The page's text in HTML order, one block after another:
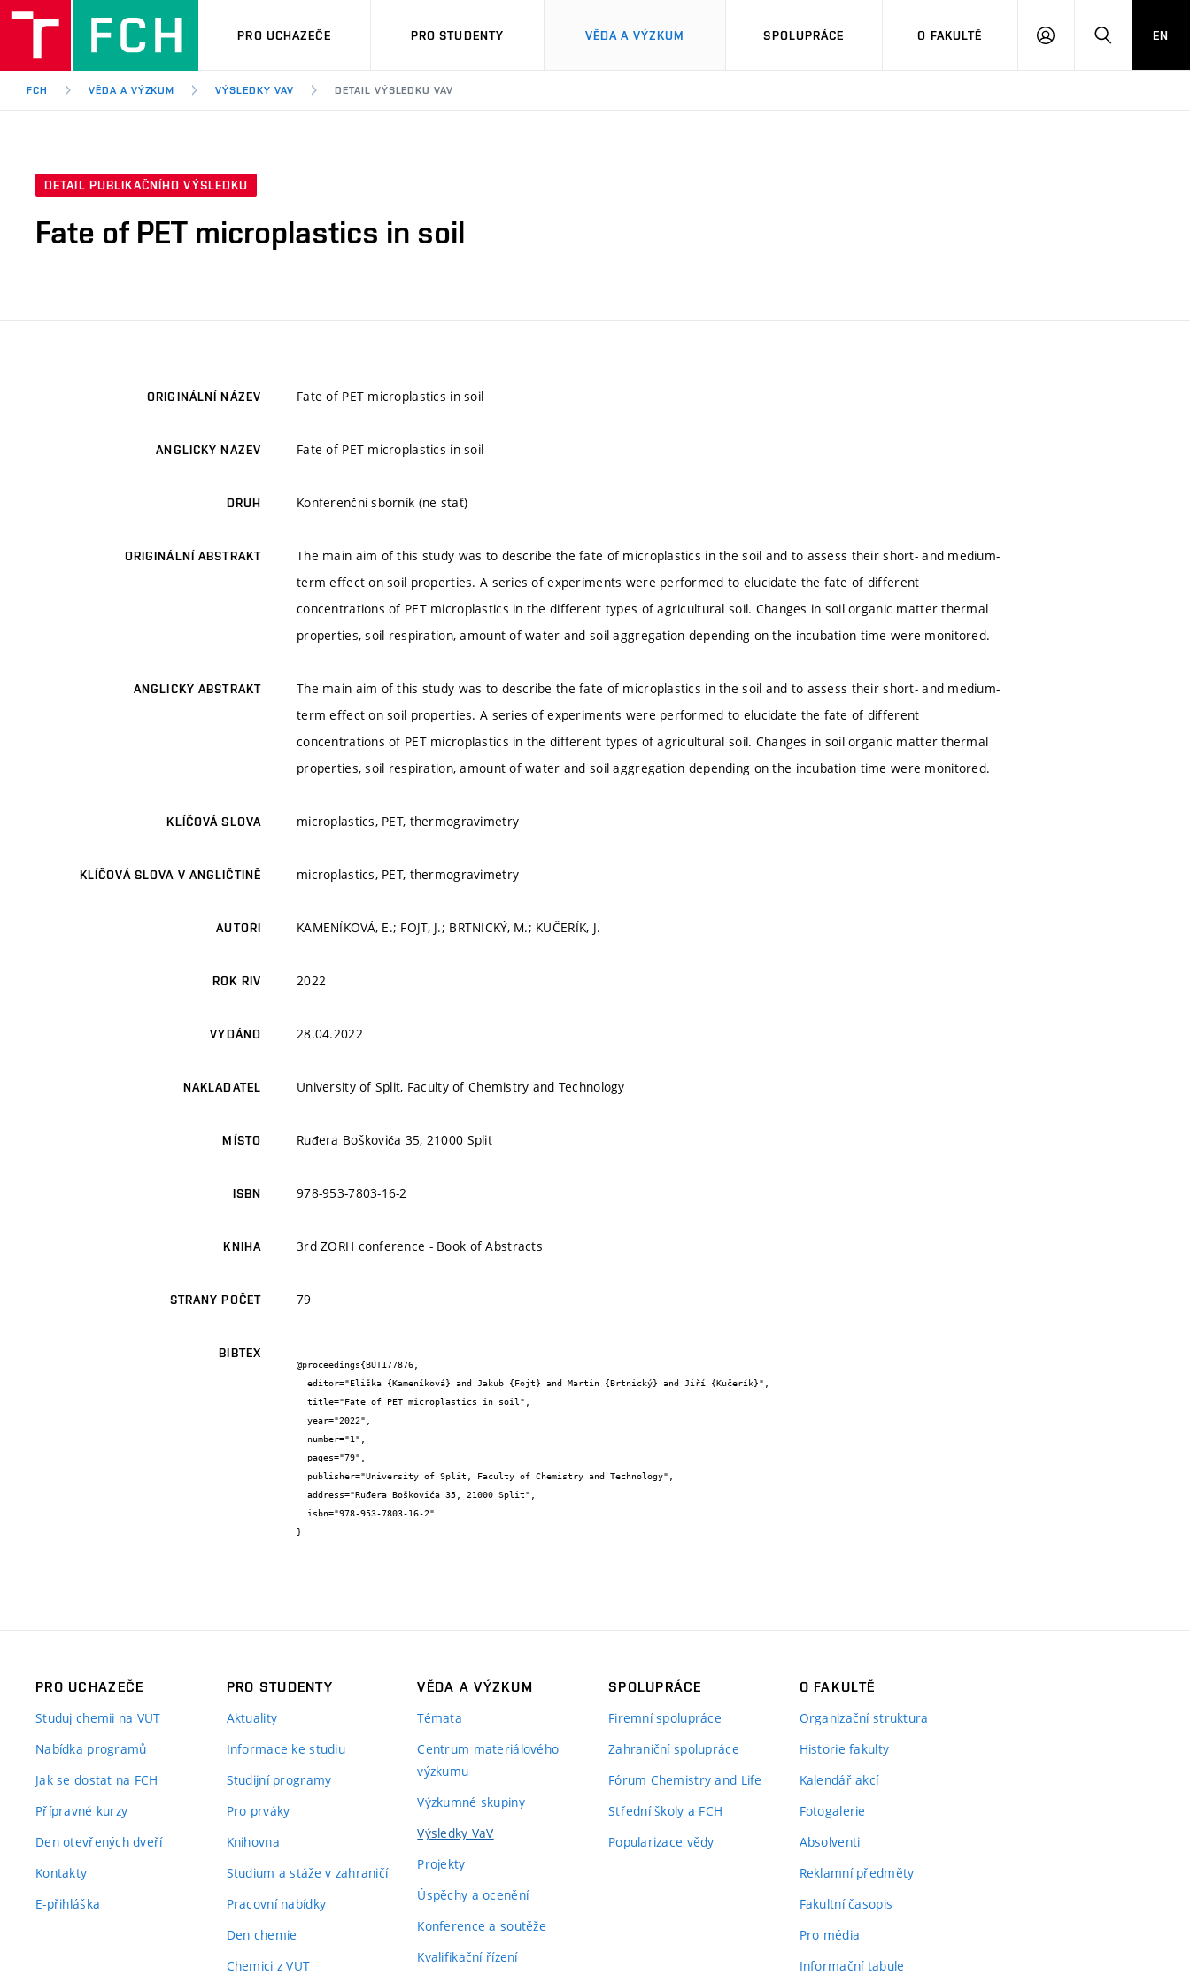
PRO UCHAZEČE PRO STUDENTY VĚDA A VÝZKUM SPOLUPRÁCE O FAKULTĚ
PŘIHLÁSITHLEDAT
EN
FCH VĚDA A VÝZKUM VÝSLEDKY VAV DETAIL VÝSLEDKU VAV
DETAIL PUBLIKAČNÍHO VÝSLEDKU
Fate of PET microplastics in soil
ORIGINÁLNÍ NÁZEV Fate of PET microplastics in soil
ANGLICKÝ NÁZEV Fate of PET microplastics in soil
DRUH Konferenční sborník (ne stať)
ORIGINÁLNÍ ABSTRAKT
The main aim of this study was to describe the fate of microplastics in the soil and to assess their short- and medium-
term effect on soil properties. A series of experiments were performed to elucidate the fate of different
concentrations of PET microplastics in the different types of agricultural soil. Changes in soil organic matter thermal
properties, soil respiration, amount of water and soil aggregation depending on the incubation time were monitored.
ANGLICKÝ ABSTRAKT
The main aim of this study was to describe the fate of microplastics in the soil and to assess their short- and medium-
term effect on soil properties. A series of experiments were performed to elucidate the fate of different
concentrations of PET microplastics in the different types of agricultural soil. Changes in soil organic matter thermal
properties, soil respiration, amount of water and soil aggregation depending on the incubation time were monitored.
KLÍČOVÁ SLOVA microplastics, PET, thermogravimetry
KLÍČOVÁ SLOVA V ANGLIČTINĚ microplastics, PET, thermogravimetry
AUTOŘI KAMENÍKOVÁ, E.; FOJT, J.; BRTNICKÝ, M.; KUČERÍK, J.
ROK RIV 2022
VYDÁNO 28.04.2022
NAKLADATEL University of Split, Faculty of Chemistry and Technology
MÍSTO Ruđera Boškovića 35, 21000 Split
ISBN 978-953-7803-16-2
KNIHA 3rd ZORH conference - Book of Abstracts
STRANY POČET 79
BIBTEX
@proceedings{BUT177876,
}
PRO UCHAZEČE
Studuj chemii na VUT
Nabídka programů
Jak se dostat na FCH
Přípravné kurzy
Den otevřených dveří
Kontakty
E-přihláška
PRO STUDENTY
Aktuality
Informace ke studiu
Studijní programy
Pro prváky
Knihovna
Studium a stáže v zahraničí
Pracovní nabídky
Den chemie
Chemici z VUT
VĚDA A VÝZKUM
Témata
Centrum materiálového
výzkumu
Výzkumné skupiny
Výsledky VaV
Projekty
Úspěchy a ocenění
Konference a soutěže
Kvalifikační řízení
SPOLUPRÁCE
Firemní spolupráce
Zahraniční spolupráce
Fórum Chemistry and Life
Střední školy a FCH
Popularizace vědy
O FAKULTĚ
Organizační struktura
Historie fakulty
Kalendář akcí
Fotogalerie
Absolventi
Reklamní předměty
Fakultní časopis
Pro média
Informační tabule